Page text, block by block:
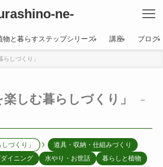
ne-
物と暮らすステップシリーズ 講座 ブログ
らしづくり」
しむ暮らしづくり」
–
づくり」
道具・収納・仕組みづくり
イニング 水やり・お世話
暮らしと植物